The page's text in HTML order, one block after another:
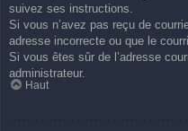
suivez ses instructions.
Si vous n’avez pas reçu de
adresse incorrecte ou que le
Si vous êtes sûr de l’adresse
administrateur.
Haut